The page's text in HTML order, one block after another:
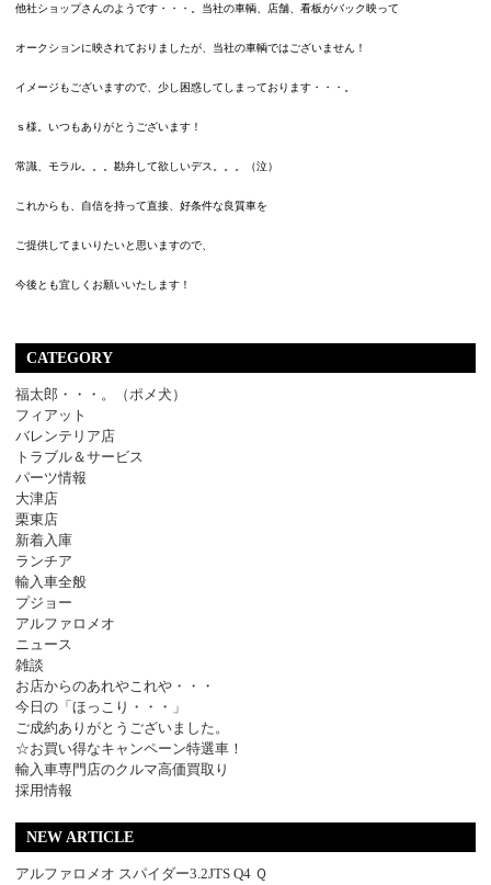
他社ショップさんのようです・・・。当社の車輌、店舗、看板がバック映って
オークションに映されておりましたが、当社の車輌ではございません！
イメージもございますので、少し困惑してしまっております・・・。
ｓ様。いつもありがとうございます！
常識、モラル。。。勘弁して欲しいデス。。。（泣）
これからも、自信を持って直接、好条件な良質車を
ご提供してまいりたいと思いますので、
今後とも宜しくお願いいたします！
CATEGORY
福太郎・・・。（ポメ犬）
フィアット
バレンテリア店
トラブル＆サービス
パーツ情報
大津店
栗東店
新着入庫
ランチア
輸入車全般
プジョー
アルファロメオ
ニュース
雑談
お店からのあれやこれや・・・
今日の「ほっこり・・・」
ご成約ありがとうございました。
☆お買い得なキャンペーン特選車！
輸入車専門店のクルマ高価買取り
採用情報
NEW ARTICLE
アルファロメオ スパイダー3.2JTS Q4 Ｑ